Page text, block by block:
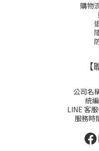
購物
公司名
統
LINE 客服
服務時